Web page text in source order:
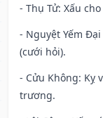
- Thụ Tử: Xấu
- Nguyệt Yếm
(cưới hỏi).
- Cửu Không: Kỵ
trương.